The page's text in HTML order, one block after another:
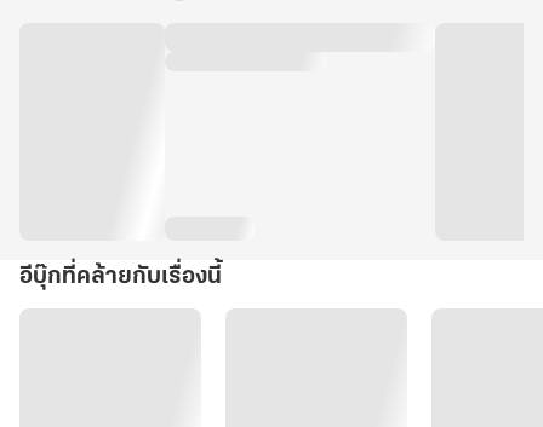
อีบุ๊กที่คล้ายกับเรื่องนี้